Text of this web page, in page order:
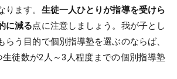
ります。 生徒一人ひとりが指導を受けら
に減る点に注意しましょう。我が子とし
らう目的で個別指導塾を選ぶのならば、
徒数が2人～3人程度までの個別指導塾